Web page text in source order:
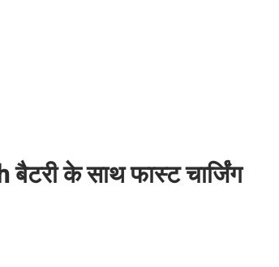
के साथ फास्ट चार्जिंग